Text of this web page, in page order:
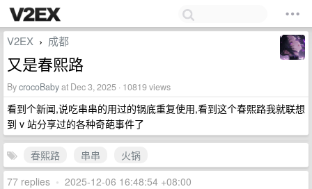
V2EX › 成都
又是春熙路
BycrocoBabyat Dec 3, 2025 · 10819 views
看到个新闻,说吃串串的用过的锅底重复使用,看到这个春熙路我就联想
到 v 站分享过的各种奇葩事件了
春熙路 串串
火锅
77 replies • 2025-12-06 16:48:54 +08:00